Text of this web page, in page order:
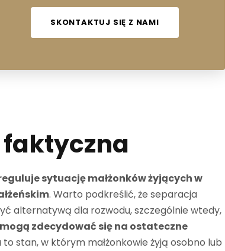
SKONTAKTUJ SIĘ Z NAMI
sytuację małżonków żyjących w
. Warto podkreślić, że separacja
alternatywą dla rozwodu, szczególnie wtedy,
zdecydować się na ostateczne
stan, w którym małżonkowie żyją osobno lub